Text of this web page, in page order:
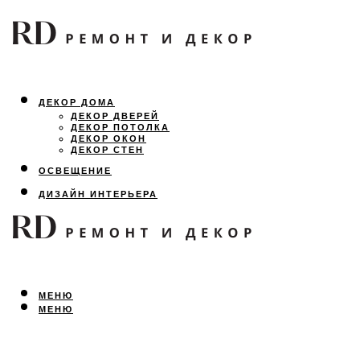
ДЕКОР ДОМА
ДЕКОР ДВЕРЕЙ
ДЕКОР ПОТОЛКА
ДЕКОР ОКОН
ДЕКОР СТЕН
ОСВЕЩЕНИЕ
ДИЗАЙН ИНТЕРЬЕРА
ЛАНДШАФТНЫЙ ДИЗАЙН
ВСЕ ПРО РЕМОНТ
МЕНЮ
МЕНЮ